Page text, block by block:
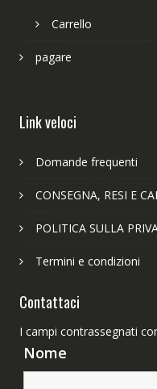
Carrello
pagare
Link veloci
Domande frequenti
CONSEGNA, RESI E
POLITICA SULLA
Termini e condizioni
Contattaci
I campi contrassegnati
Nome